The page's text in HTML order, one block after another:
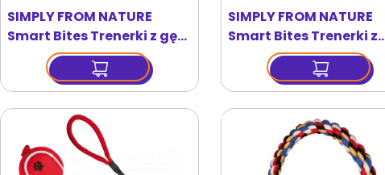
SIMPLY FROM NATURE
Smart Bites Trenerki z gęsi
dla psów 130 g
SIMPLY FROM NATURE
Smart Bites Trenerki z
dzika dla psów 130 g